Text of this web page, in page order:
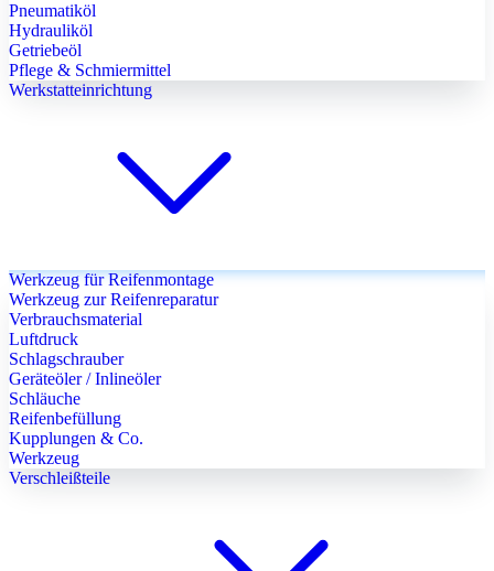
Pneumatiköl
Hydrauliköl
Getriebeöl
Pflege & Schmiermittel
Werkstatteinrichtung
Werkzeug für Reifenmontage
Werkzeug zur Reifenreparatur
Verbrauchsmaterial
Luftdruck
Schlagschrauber
Geräteöler / Inlineöler
Schläuche
Reifenbefüllung
Kupplungen & Co.
Werkzeug
Verschleißteile